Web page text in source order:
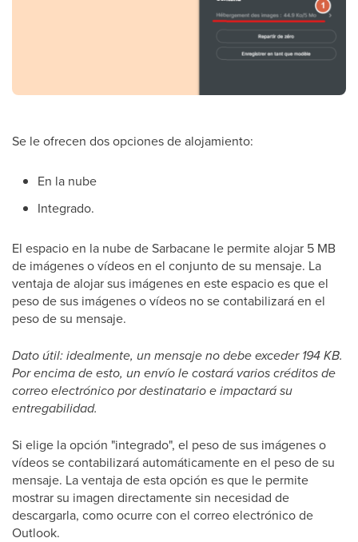
Se le ofrecen dos opciones de alojamiento:
En la nube
Integrado.
El espacio en la nube de Sarbacane le permite alojar 5 MB
de imágenes o vídeos en el conjunto de su mensaje. La
ventaja de alojar sus imágenes en este espacio es que el
peso de sus imágenes o vídeos no se contabilizará en el
peso de su mensaje.
Dato útil: idealmente, un mensaje no debe exceder 194 KB.
Por encima de esto, un envío le costará varios créditos de
correo electrónico por destinatario e impactará su
entregabilidad.
Si elige la opción "integrado", el peso de sus imágenes o
vídeos se contabilizará automáticamente en el peso de su
mensaje. La ventaja de esta opción es que le permite
mostrar su imagen directamente sin necesidad de
descargarla, como ocurre con el correo electrónico de
Outlook.